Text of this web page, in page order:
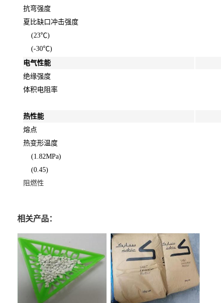
抗弯强度
夏比缺口冲击强度
(23℃)
(-30℃)
电气性能
绝缘强度
体积电阻率
热性能
熔点
热变形温度
(1.82MPa)
(0.45)
阻燃性
相关产品：